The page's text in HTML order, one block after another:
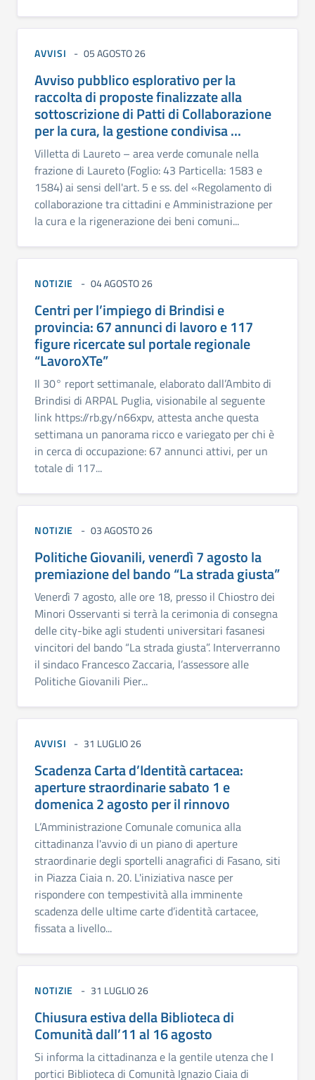
AVVISI 05 AGOSTO 26
Avviso pubblico esplorativo per la
raccolta di proposte finalizzate alla
sottoscrizione di Patti di Collaborazione
per la cura, la gestione condivisa ...
Villetta di Laureto – area verde comunale nella
frazione di Laureto (Foglio: 43 Particella: 1583 e
1584) ai sensi dell'art. 5 e ss. del «Regolamento di
collaborazione tra cittadini e Amministrazione per
la cura e la rigenerazione dei beni comuni...
NOTIZIE 04 AGOSTO 26
Centri per l’impiego di Brindisi e
provincia: 67 annunci di lavoro e 117
figure ricercate sul portale regionale
“LavoroXTe”
Il 30° report settimanale, elaborato dall’Ambito di
Brindisi di ARPAL Puglia, visionabile al seguente
link https://rb.gy/n66xpv, attesta anche questa
settimana un panorama ricco e variegato per chi è
in cerca di occupazione: 67 annunci attivi, per un
totale di 117...
NOTIZIE 03 AGOSTO 26
Politiche Giovanili, venerdì 7 agosto la
premiazione del bando “La strada giusta”
Venerdì 7 agosto, alle ore 18, presso il Chiostro dei
Minori Osservanti si terrà la cerimonia di consegna
delle city-bike agli studenti universitari fasanesi
vincitori del bando “La strada giusta”. Interverranno
il sindaco Francesco Zaccaria, l’assessore alle
Politiche Giovanili Pier...
AVVISI 31 LUGLIO 26
Scadenza Carta d’Identità cartacea:
aperture straordinarie sabato 1 e
domenica 2 agosto per il rinnovo
L’Amministrazione Comunale comunica alla
cittadinanza l'avvio di un piano di aperture
straordinarie degli sportelli anagrafici di Fasano, siti
in Piazza Ciaia n. 20. L'iniziativa nasce per
rispondere con tempestività alla imminente
scadenza delle ultime carte d’identità cartacee,
fissata a livello...
NOTIZIE 31 LUGLIO 26
Chiusura estiva della Biblioteca di
Comunità dall’11 al 16 agosto
Si informa la cittadinanza e la gentile utenza che I
portici Biblioteca di Comunità Ignazio Ciaia di